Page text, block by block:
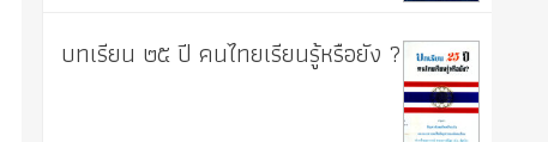
บทเรียน ๒๕ ปี คนไทยเรียนรู้หรือยัง ?